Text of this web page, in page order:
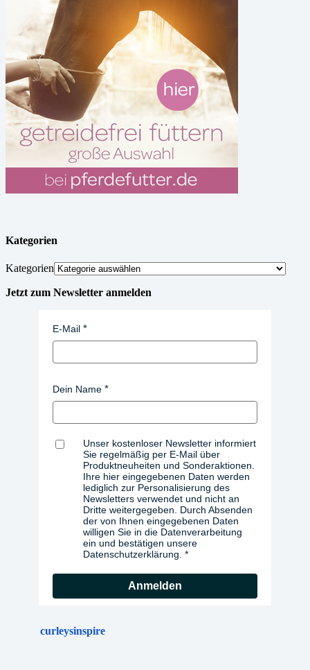
Kategorien
Kategorien
Jetzt zum Newsletter anmelden
E-Mail
Dein Name
Unser kostenloser Newsletter informiert
Sie regelmäßig per E-Mail über
Produktneuheiten und Sonderaktionen.
Ihre hier eingegebenen Daten werden
lediglich zur Personalisierung des
Newsletters verwendet und nicht an
Dritte weitergegeben. Durch Absenden
der von Ihnen eingegebenen Daten
willigen Sie in die Datenverarbeitung
ein und bestätigen unsere
Datenschutzerklärung.
Anmelden
curleysinspire